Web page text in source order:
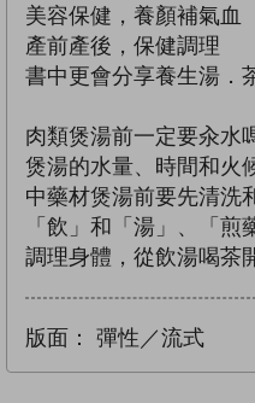
美容保健，養顏補氣血
產前產後，保健調理
書中更會分享養生湯．
肉類煲湯前一定要汆水
煲湯的水量、時間和火
中藥材煲湯前要先清洗
「飲」和「湯」、「煎
調理身體，從飲湯喝茶
版面： 彈性／流式